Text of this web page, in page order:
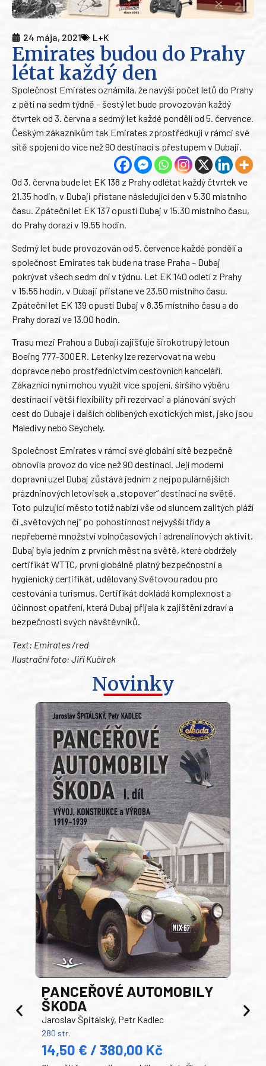
24 mája, 2021 L+K
Emirates budou do Prahy
létat každý den
Společnost Emirates oznámila, že navýší počet letů do Prahy
z pěti na sedm týdně – šestý let bude provozován každý
čtvrtek od 3. června a sedmý let každé pondělí od 5. července.
Českým zákazníkům tak Emirates zprostředkují v rámci své
sítě spojení do více než 90 destinací s přestupem v Dubaji.
Od 3. června bude let EK 138 z Prahy odlétat každý čtvrtek ve
21.35 hodin, v Dubaji přistane následující den v 5.30 místního
času. Zpáteční let EK 137 opustí Dubaj v 15.30 místního času,
do Prahy dorazí v 19.55 hodin.
Sedmý let bude provozován od 5. července každé pondělí a
společnost Emirates tak bude na trase Praha – Dubaj
pokrývat všech sedm dní v týdnu. Let EK 140 odletí z Prahy
v 15.55 hodin, v Dubaji přistane ve 23.50 místního času.
Zpáteční let EK 139 opustí Dubaj v 8.35 místního času a do
Prahy dorazí ve 13.00 hodin.
Trasu mezi Prahou a Dubají zajišťuje širokotrupý letoun
Boeing 777-300ER. Letenky lze rezervovat na webu
dopravce nebo prostřednictvím cestovních kanceláří.
Zákazníci nyní mohou využít více spojení, širšího výběru
destinací i větší flexibility při rezervaci a plánování svých
cest do Dubaje i dalších oblíbených exotických míst, jako jsou
Maledivy nebo Seychely.
Společnost Emirates v rámci své globální sítě bezpečně
obnovila provoz do více než 90 destinací. Její moderní
dopravní uzel Dubaj zůstává jedním z nejpopulárnějších
prázdninových letovisek a „stopover“ destinací na světě.
Toto pulzující město totiž nabízí vše od sluncem zalitých pláží
či „světových nej“ po pohostinnost nejvyšší třídy a
nepřeberné množství volnočasových i adrenalinových aktivit.
Dubaj byla jedním z prvních měst na světě, které obdržely
certifikát WTTC, první globálně platný bezpečnostní a
hygienický certifikát, udělovaný Světovou radou pro
cestování a turismus. Certifikát dokládá komplexnost a
účinnost opatření, která Dubaj přijala k zajištění zdraví a
bezpečnosti svých návštěvníků.
Text: Emirates /red
Ilustrační foto: Jiří Kučírek
Novinky
PANCEŘOVÉ AUTOMOBILY
ŠKODA
Jaroslav Špitálský, Petr Kadlec
280 str.
14,50 € / 380,00 Kč